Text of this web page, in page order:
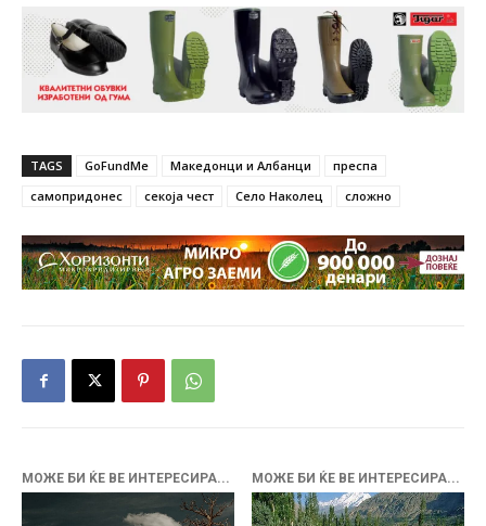
TAGS GoFundMe Македонци и Албанци
преспа
самопридонес
секоја чест Село Наколец сложно
МОЖЕ БИ ЌЕ ВЕ ИНТЕРЕСИРА... МОЖЕ БИ ЌЕ ВЕ ИНТЕРЕСИРА...